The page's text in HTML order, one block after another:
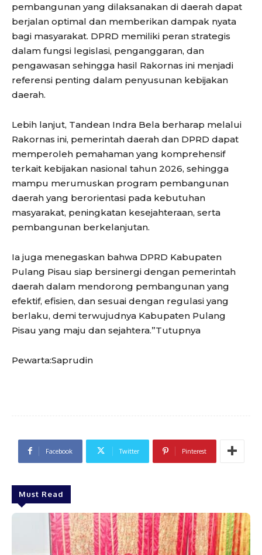
pembangunan yang dilaksanakan di daerah dapat
berjalan optimal dan memberikan dampak nyata
bagi masyarakat. DPRD memiliki peran strategis
dalam fungsi legislasi, penganggaran, dan
pengawasan sehingga hasil Rakornas ini menjadi
referensi penting dalam penyusunan kebijakan
daerah.
Lebih lanjut, Tandean Indra Bela berharap melalui
Rakornas ini, pemerintah daerah dan DPRD dapat
memperoleh pemahaman yang komprehensif
terkait kebijakan nasional tahun 2026, sehingga
mampu merumuskan program pembangunan
daerah yang berorientasi pada kebutuhan
masyarakat, peningkatan kesejahteraan, serta
pembangunan berkelanjutan.
Ia juga menegaskan bahwa DPRD Kabupaten
Pulang Pisau siap bersinergi dengan pemerintah
daerah dalam mendorong pembangunan yang
efektif, efisien, dan sesuai dengan regulasi yang
berlaku, demi terwujudnya Kabupaten Pulang
Pisau yang maju dan sejahtera.”Tutupnya
Pewarta:Saprudin
Facebook Twitter Pinterest
Must Read